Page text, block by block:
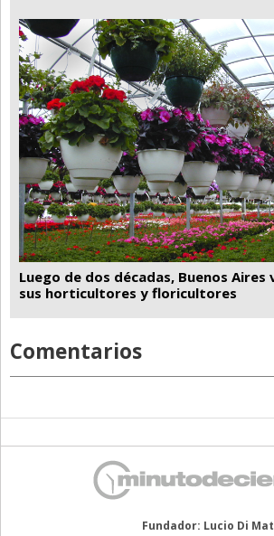
Luego de dos décadas, Buenos Aires
sus horticultores y floricultores
Comentarios
Fundador: Lucio Di